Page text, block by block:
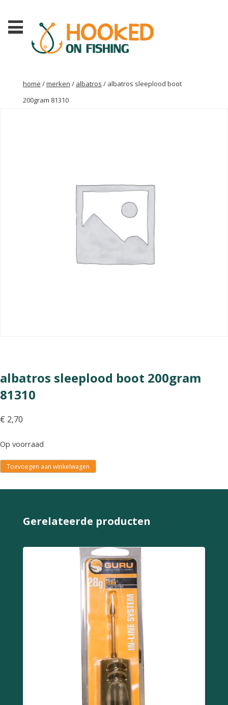
home /merken / albatros / albatros sleeplood boot
200gram 81310
albatros sleeplood boot 200gram
81310
€ 2,70
Op voorraad
Toevoegen aan winkelwagen
Gerelateerde producten